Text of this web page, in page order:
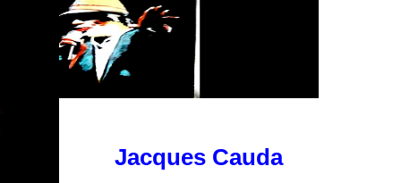
Jacques Cauda